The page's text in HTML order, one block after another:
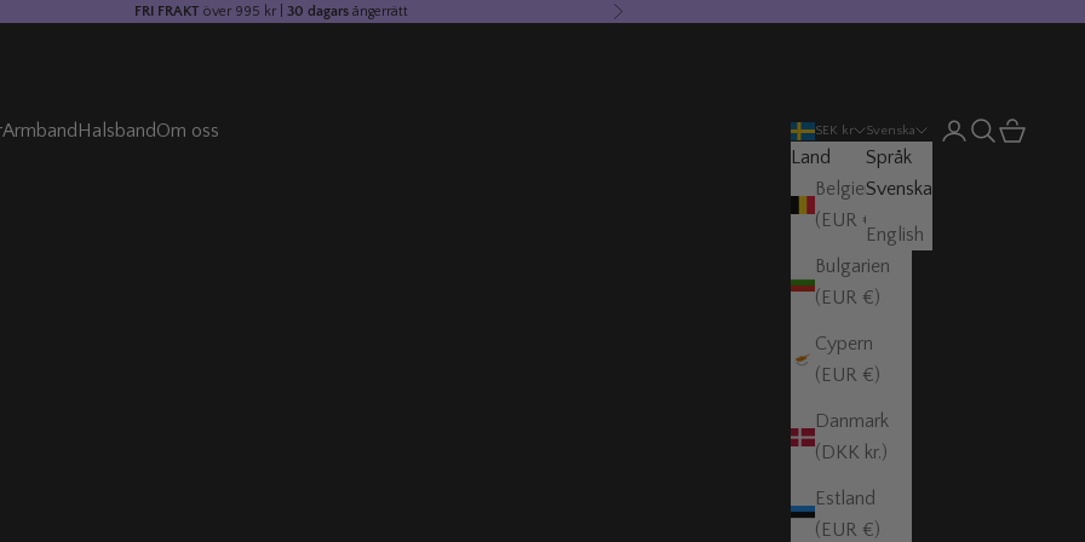
FRI FRAKT över 995 kr | 30 dagars ångerrätt Nästa
Armband HalsbandOm oss SEK kr
Land
Belgien
(EUR €)
Bulgarien
(EUR €)
Cypern
(EUR €)
Danmark
(DKK kr.)
Estland
(EUR €)
Svenska
Språk
Svenska
English
ÖppnaÖppna sök
Öppna